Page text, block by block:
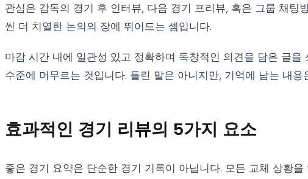
관심은 감독의 경기 후 인터뷰, 다음 경기 프리뷰, 혹은 그룹 채팅
씬 더 치열한 논의의 장에 뛰어드는 셈입니다.
마감 시간 내에 일관성 있고 정확하며 독창적인 의견을 담은 글
수준에 머무르는 것입니다. 틀린 말은 아니지만, 기억에 남는 내용
효과적인 경기 리뷰의 5가지 요소
좋은 경기 요약은 단순한 경기 기록이 아닙니다. 모든 교체 상황